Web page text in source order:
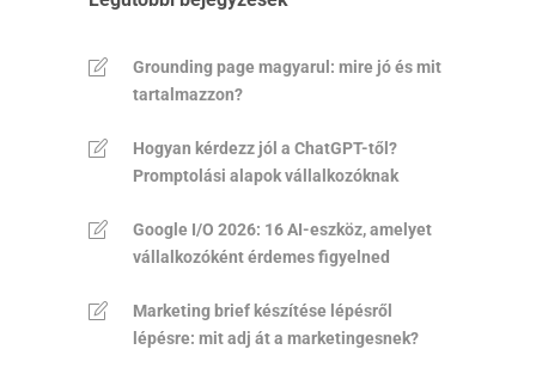
Grounding page magyarul: mire jó és mit
tartalmazzon?
Hogyan kérdezz jól a ChatGPT-től?
Promptolási alapok vállalkozóknak
Google I/O 2026: 16 AI-eszköz, amelyet
vállalkozóként érdemes figyelned
Marketing brief készítése lépésről
lépésre: mit adj át a marketingesnek?